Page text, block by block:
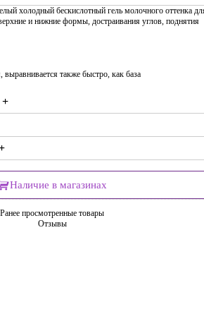
холодный бескислотный гель молочного оттенка
и нижние формы, достраивания углов, поднятия
также быстро, как база
+
Наличие в магазинах
Ранее просмотренные товары
Отзывы